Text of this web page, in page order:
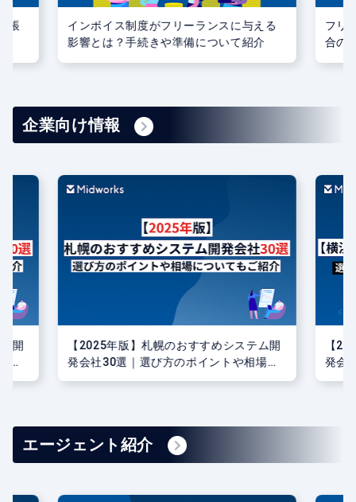
帳
インボイス制度がフリーランスに与える
影響とは？手続きや準備について紹介
フリ
合の
企業向け情報
開
に
【2025年版】札幌のおすすめシステム開
発会社30選｜選び方のポイントや相場に
ついてもご紹介
【
発会
つい
エージェント紹介